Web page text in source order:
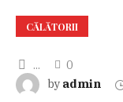
CĂLĂTORII
...
0
by admin